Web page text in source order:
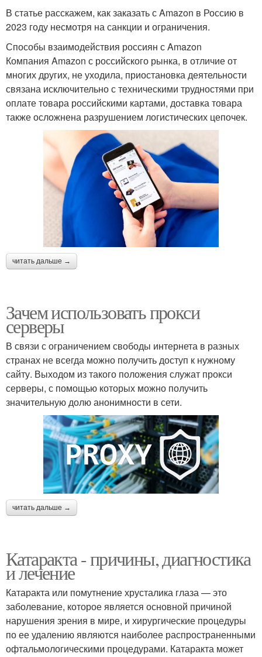
В статье расскажем, как заказать с Amazon в Россию в
2023 году несмотря на санкции и ограничения.
Способы взаимодействия россиян с Amazon
Компания Amazon с российского рынка, в отличие от
многих других, не уходила, приостановка деятельности
связана исключительно с техническими трудностями при
оплате товара российскими картами, доставка товара
также осложнена разрушением логистических цепочек.
читать дальше →
Зачем использовать прокси
серверы
В связи с ограничением свободы интернета в разных
странах не всегда можно получить доступ к нужному
сайту. Выходом из такого положения служат прокси
серверы, с помощью которых можно получить
значительную долю анонимности в сети.
читать дальше →
Катаракта - причины, диагностика
и лечение
Катаракта или помутнение хрусталика глаза — это
заболевание, которое является основной причиной
нарушения зрения в мире, и хирургические процедуры
по ее удалению являются наиболее распространенными
офтальмологическими процедурами. Катаракта может